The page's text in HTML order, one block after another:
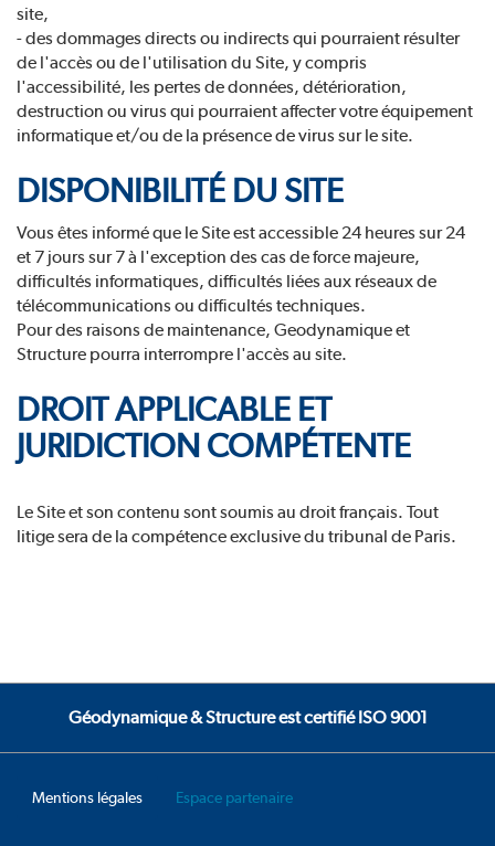
site,
- des dommages directs ou indirects qui pourraient résulter
de l'accès ou de l'utilisation du Site, y compris
l'accessibilité, les pertes de données, détérioration,
destruction ou virus qui pourraient affecter votre équipement
informatique et/ou de la présence de virus sur le site.
DISPONIBILITÉ DU SITE
Vous êtes informé que le Site est accessible 24 heures sur 24
et 7 jours sur 7 à l'exception des cas de force majeure,
difficultés informatiques, difficultés liées aux réseaux de
télécommunications ou difficultés techniques.
Pour des raisons de maintenance, Geodynamique et
Structure pourra interrompre l'accès au site.
DROIT APPLICABLE ET
JURIDICTION COMPÉTENTE
Le Site et son contenu sont soumis au droit français. Tout
litige sera de la compétence exclusive du tribunal de Paris.
Géodynamique & Structure est certifié ISO 9001
Mentions légales Espace partenaire